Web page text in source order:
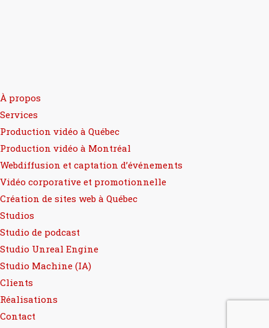
À propos
Services
Production vidéo à Québec
Production vidéo à Montréal
Webdiffusion et captation d’événements
Vidéo corporative et promotionnelle
Création de sites web à Québec
Studios
Studio de podcast
Studio Unreal Engine
Studio Machine (IA)
Clients
Réalisations
Contact